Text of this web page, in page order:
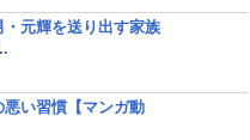
・元輝を送り出す家族
悪い習慣【マンガ動